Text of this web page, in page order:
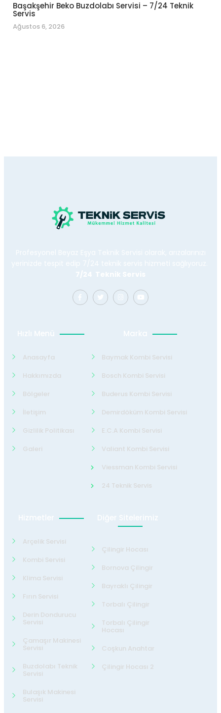
Başakşehir Beko Buzdolabı Servisi – 7/24 Teknik
Servis
Ağustos 6, 2026
Profesyonel Beyaz Eşya Teknik Servisi olarak, arızalarınızı
yerinizde tespit edip 7/24 teknik servis hizmeti sağlıyoruz.
7/24 Teknik Servis
Hızlı Menü
Anasayfa
Hakkımızda
Bölgeler
İletişim
Gizlilik Politikası
Galeri
Marka
Baymak Kombi Servisi
Bosch Kombi Servisi
Buderus Kombi Servisi
Demirdöküm Kombi Servisi
E.C.A Kombi Servisi
Valiant Kombi Servisi
Viessman Kombi Servisi
24 Teknik Servis
Hizmetler
Arçelik Servisi
Kombi Servisi
Klima Servisi
Fırın Servisi
Derin Dondurucu
Servisi
Çamaşır Makinesi
Servisi
Buzdolabı Teknik
Servisi
Bulaşık Makinesi
Servisi
Diğer Sitelerimiz
Çilingir Hocası
Bornova Çilingir
Bayraklı Çilingir
Torbalı Çilingir
Torbalı Çilingir
Hocası
Coşkun Anahtar
Çilingir Hocası 2